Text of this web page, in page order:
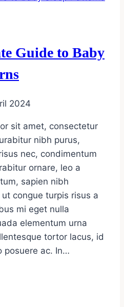
Guide to Baby
2024
sit amet, consectetur
nibh purus,
nec, condimentum
ornare, leo a
sapien nibh
congue turpis risus a
mi eget nulla
elementum urna
tortor lacus, id
posuere ac. In…